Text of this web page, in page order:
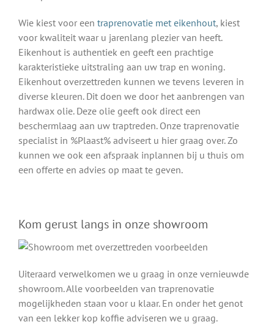
Wie kiest voor een traprenovatie met eikenhout, kiest
voor kwaliteit waar u jarenlang plezier van heeft.
Eikenhout is authentiek en geeft een prachtige
karakteristieke uitstraling aan uw trap en woning.
Eikenhout overzettreden kunnen we tevens leveren in
diverse kleuren. Dit doen we door het aanbrengen van
hardwax olie. Deze olie geeft ook direct een
beschermlaag aan uw traptreden. Onze traprenovatie
specialist in %Plaast% adviseert u hier graag over. Zo
kunnen we ook een afspraak inplannen bij u thuis om
een offerte en advies op maat te geven.
Kom gerust langs in onze showroom
Uiteraard verwelkomen we u graag in onze vernieuwde
showroom. Alle voorbeelden van traprenovatie
mogelijkheden staan voor u klaar. En onder het genot
van een lekker kop koffie adviseren we u graag.